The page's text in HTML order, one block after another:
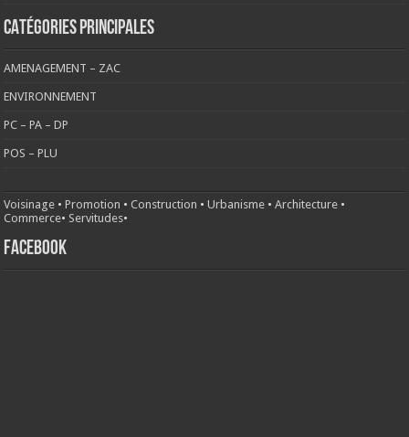
CATÉGORIES PRINCIPALES
AMENAGEMENT – ZAC
ENVIRONNEMENT
PC – PA – DP
POS – PLU
Voisinage •Promotion •Construction •Urbanisme •Architecture •
Commerce• Servitudes•
FACEBOOK